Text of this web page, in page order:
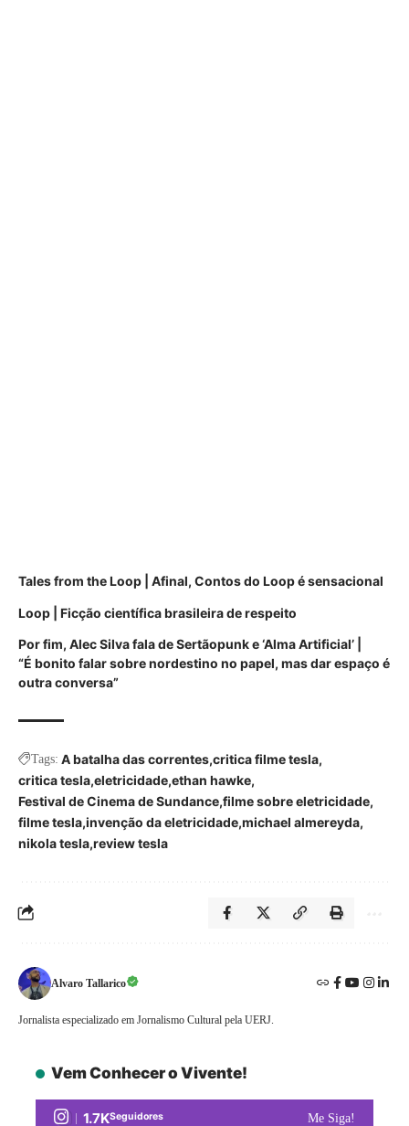
Tales from the Loop | Afinal, Contos do Loop é sensacional
Loop | Ficção científica brasileira de respeito
Por fim, Alec Silva fala de Sertãopunk e ‘Alma Artificial’ |
“É bonito falar sobre nordestino no papel, mas dar espaço é
outra conversa”
Tags: A batalha das correntes critica filme tesla
critica tesla eletricidade ethan hawke
Festival de Cinema de Sundance filme sobre eletricidade
filme tesla invenção da eletricidade michael almereyda
nikola tesla review tesla
Alvaro Tallarico
Jornalista especializado em Jornalismo Cultural pela UERJ.
Vem Conhecer o Vivente!
1.7KSeguidores Me Siga!